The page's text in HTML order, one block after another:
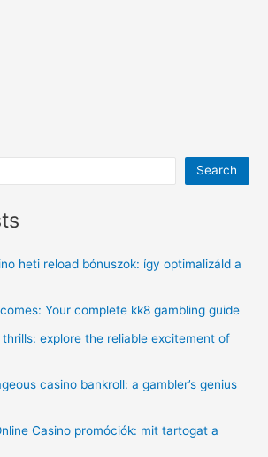
Search
heti reload bónuszok: így optimalizáld a
Your complete kk8 gambling guide
thrills: explore the reliable excitement of
casino bankroll: a gambler’s genius
Casino promóciók: mit tartogat a